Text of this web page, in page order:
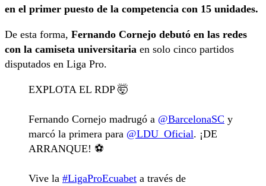
en el primer puesto de la competencia con 15 unidades.
De esta forma, Fernando Cornejo debutó en las redes
con la camiseta universitaria en solo cinco partidos
disputados en Liga Pro.
EXPLOTA EL RDP 🤯
Fernando Cornejo madrugó a @BarcelonaSC y
marcó la primera para @LDU_Oficial. ¡DE
ARRANQUE! ⚽️
Vive la #LigaProEcuabet a través de